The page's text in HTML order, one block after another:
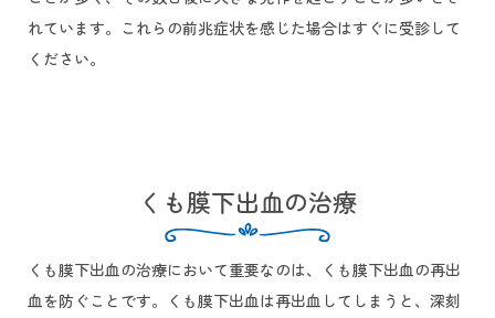
れています。これらの前兆症状を感じた場合はすぐに受診して
ください。
くも膜下出血の治療
くも膜下出血の治療において重要なのは、くも膜下出血の再出
血を防ぐことです。くも膜下出血は再出血してしまうと、深刻